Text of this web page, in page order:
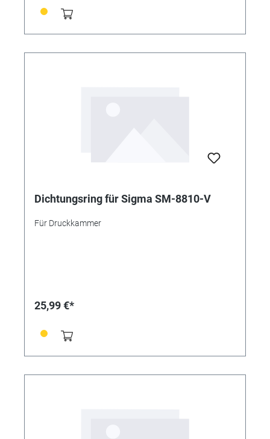
Dichtungsring für Sigma SM-8810-V
Für Druckkammer
25,99 €*